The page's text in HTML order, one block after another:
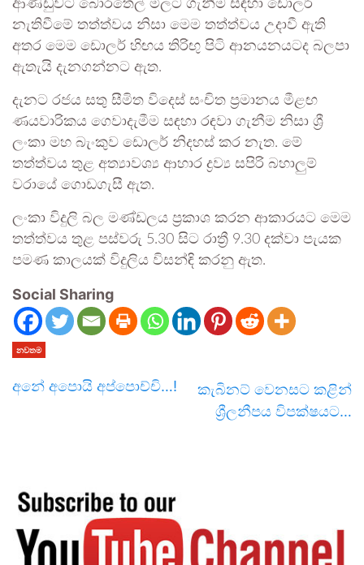
ආණ්ඩුවට බොරතෙල් මිලට ගැනීම සඳහා ඩොලර්
නැතිවීමේ තත්ත්වය නිසා මෙම තත්ත්වය උදාවී ඇති
අතර මෙම ඩොලර් හිඟය තිරිඟු පිටි ආනයනයටද බලපා
ඇතැයි දැනගන්නට ඇත.
දැනට රජය සතු සීමිත විදෙස් සංචිත ප්‍රමානය මීළඟ
ණයවාරිකය ගෙවාදැමීම සඳහා රඳවා ගැනීම නිසා ශ්‍රී
ලංකා මහ බැංකුව ඩොලර් නිදහස් කර නැත. මේ
තත්ත්වය තුළ අත්‍යාවශ්‍ය ආහාර ද්‍රව්‍ය සපිරි බහාලුම්
වරායේ ගොඩගැසී ඇත.
ලංකා විදුලි බල මණ්ඩලය ප්‍රකාශ කරන ආකාරයට මෙම
තත්ත්වය තුළ පස්වරු 5.30 සිට රාත්‍රී 9.30 දක්වා පැයක
පමණ කාලයක් විදුලිය විසන්ඳි කරනු ඇත.
Social Sharing
නවතම
අනේ අපොයි අප්පොච්චි…!
කැබිනට් වෙනසට කළින්
ශ්‍රීලනීපය විපක්ෂයට…